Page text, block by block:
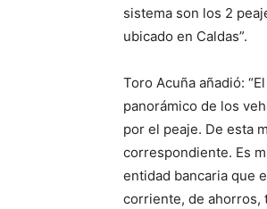
sistema son los 2
ubicado en Caldas”.
Toro Acuña añadió:
panorámico de los
por el peaje. De esta
correspondiente. Es
entidad bancaria que
corriente, de ahorros,